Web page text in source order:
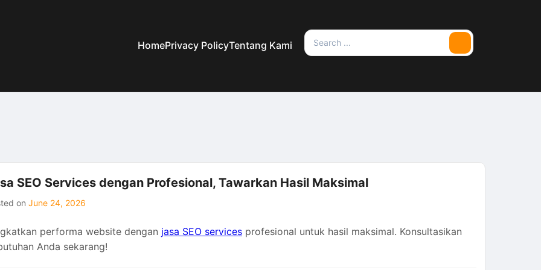
HomePrivacy PolicyTentang Kami
Search
for:
Search
SEO Services dengan Profesional, Tawarkan Hasil Maksimal
on June 24, 2026
performa website dengan jasa SEO services profesional untuk hasil maksimal. Konsultasikan
Anda sekarang!